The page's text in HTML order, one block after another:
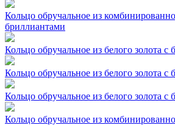
Кольцо обручальное из
бриллиантами
Кольцо обручальное из белого золота с
Кольцо обручальное из белого золота с
Кольцо обручальное из белого золота с
Кольцо обручальное из